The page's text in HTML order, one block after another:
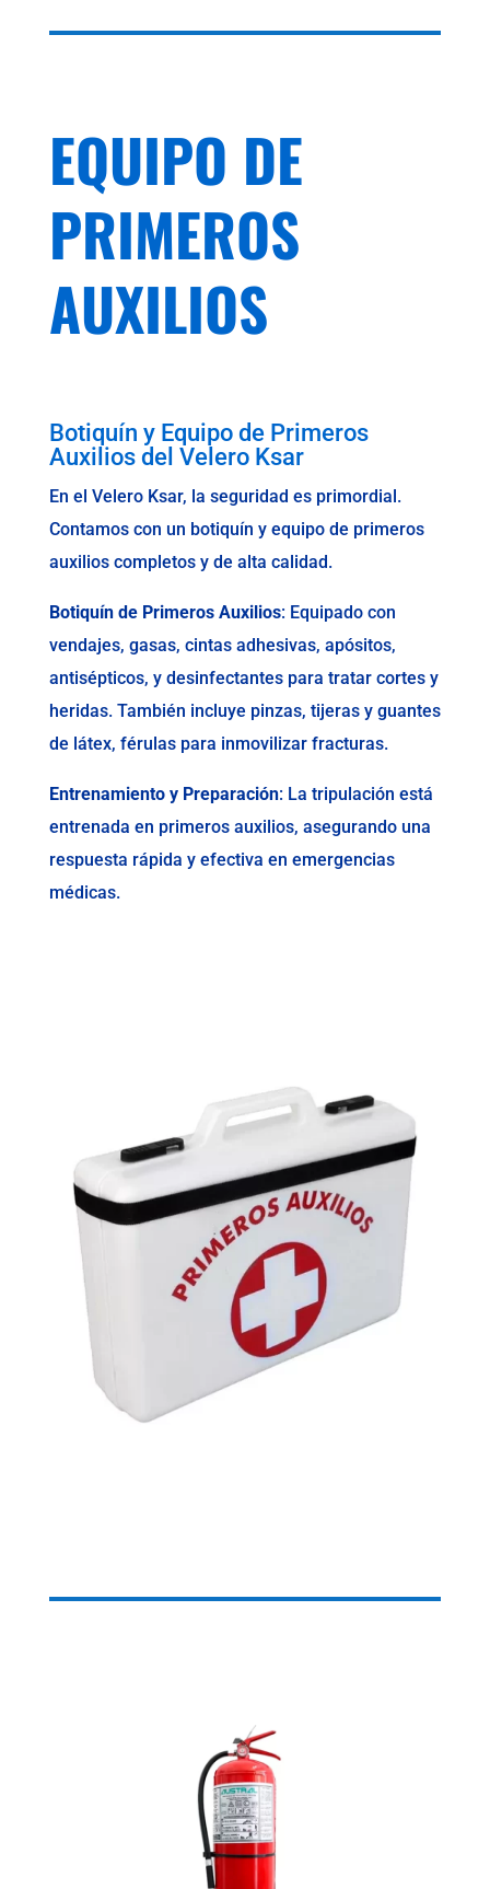
EQUIPO DE
PRIMEROS
AUXILIOS
Botiquín y Equipo de Primeros
Auxilios del Velero Ksar
En el Velero Ksar, la seguridad es primordial.
Contamos con un botiquín y equipo de primeros
auxilios completos y de alta calidad.
Botiquín de Primeros Auxilios: Equipado con
vendajes, gasas, cintas adhesivas, apósitos,
antisépticos, y desinfectantes para tratar cortes y
heridas. También incluye pinzas, tijeras y guantes
de látex, férulas para inmovilizar fracturas.
Entrenamiento y Preparación: La tripulación está
entrenada en primeros auxilios, asegurando una
respuesta rápida y efectiva en emergencias
médicas.